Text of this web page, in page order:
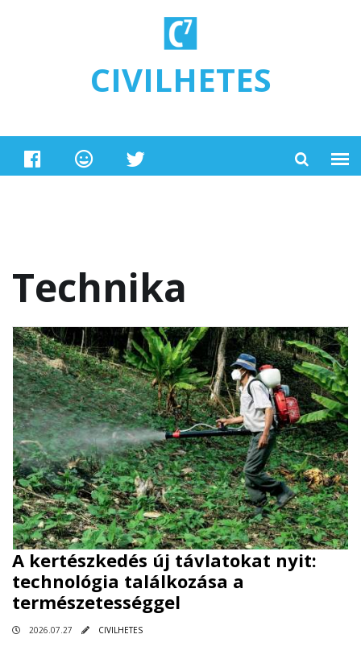
CIVILHETES
Technika
A kertészkedés új távlatokat nyit:
technológia találkozása a
természetességgel
2026.07.27 CIVILHETES